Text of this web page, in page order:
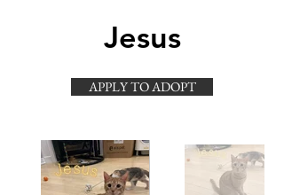
Jesus
APPLY TO ADOPT